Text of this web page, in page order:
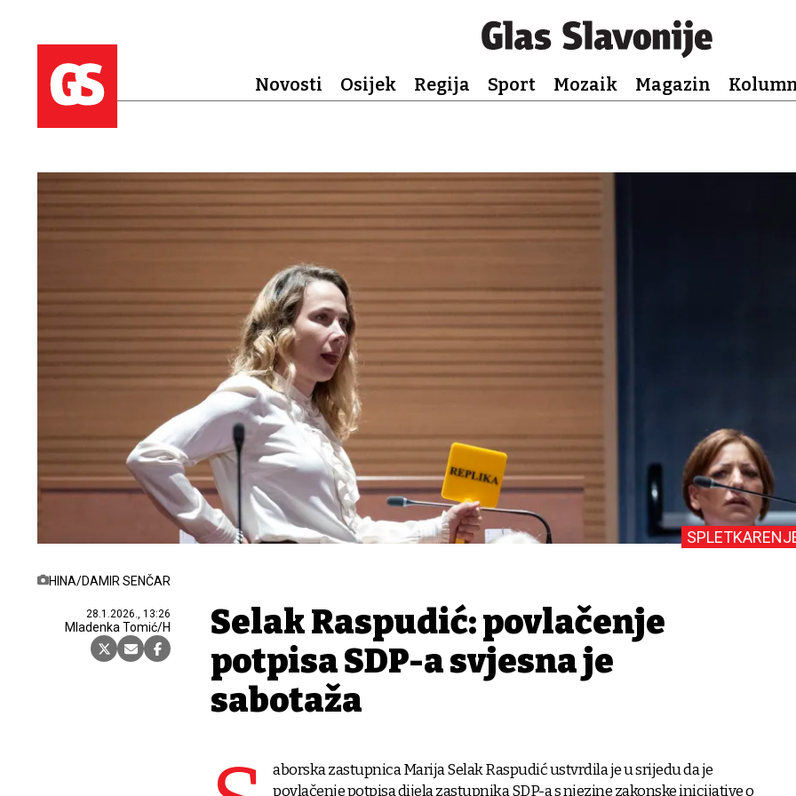
Novosti Osijek Regija Sport Mozaik Magazin
HINA/DAMIR SENČAR
28.1.2026., 13:26
Mladenka Tomić/H
Selak Raspudić: povlačenje
potpisa SDP-a svjesna je
sabotaža
aborska zastupnica Marija Selak Raspudić ustvrdila je u srijedu da je
povlačenje potpisa dijela zastupnika SDP-a s njezine zakonske inicijative o